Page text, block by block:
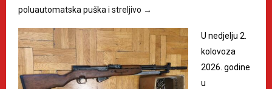
poluautomatska puška i streljivo →
U nedjelju 2.
kolovoza
2026. godine
u